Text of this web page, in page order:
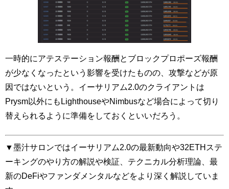
一時的にアテステーション報酬とブロックプロポーズ報酬
が少なくなったという影響を受けたものの、攻撃などが原
因ではないという。イーサリアム2.0のクライアントは
Prysm以外にもLighthouseやNimbusなど場合によって切り
替えられるように準備をしておくといいだろう。
▼墨汁サロンではイーサリアム2.0の最新動向や32ETHステ
ーキングのやり方の解説や検証、テクニカル分析理論、最
新のDeFiやファンダメンタルなどをより深く解説していま